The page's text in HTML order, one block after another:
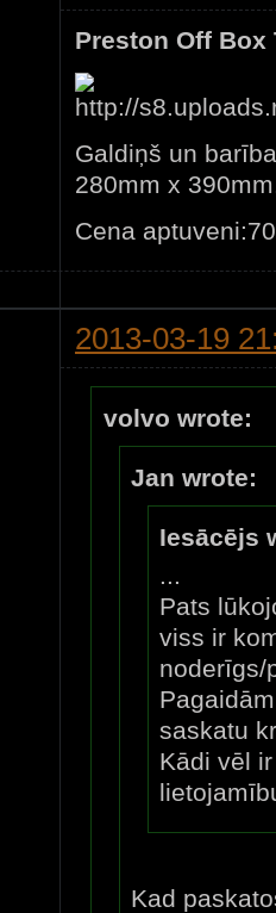
Preston Off Box
Galdiņš un
280mm x
Cena
2013-03-19
volvo wrote:
Jan wrote:
Iesācējs
...
Pats
viss ir
noderīgs/
saskatu
Kādi vēl
Kad